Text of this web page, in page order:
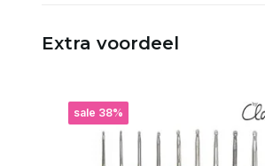
Extra voordeel
sale 38%